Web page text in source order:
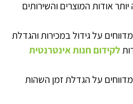
אודות המוצרים והשירותים
מדווחים על גידול במכירות והגדלת
לקידום חנות אינטרנטית
מדווחים על הגדלת זמן השהות